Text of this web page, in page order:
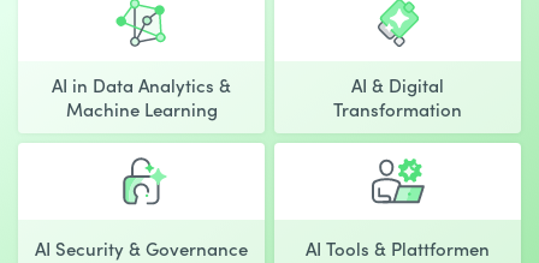
AI in Data Analytics &
Machine Learning
AI & Digital
Transformation
AI Security & Governance AI Tools & Plattformen